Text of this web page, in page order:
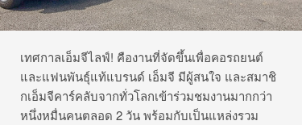
เทศกาลเอ็มจีไลฟ์! คืองานที่จัดขึ้นเพื่อคอรถยนต์
และแฟนพันธุ์แท้แบรนด์ เอ็มจี มีผู้สนใจ และสมาชิ
กเอ็มจีคาร์คลับจากทั่วโลกเข้าร่วมชมงานมากกว่า
หนึ่งหมื่นคนตลอด 2 วันพร้อมกับเป็นแหล่งรวม